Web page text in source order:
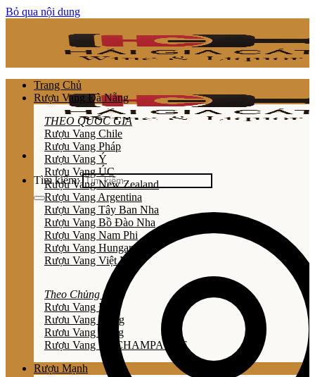
Bỏ qua nội dung
Tìm kiếm:
Trang Chủ
Rượu Vang Đà Nẵng
THEO QUỐC GIA
Rượu Vang Chile
Rượu Vang Pháp
Rượu Vang Ý
Rượu Vang ÚC
Rượu Vang New Zealand
Rượu Vang Argentina
Rượu Vang Tây Ban Nha
Rượu Vang Bồ Đào Nha
Rượu Vang Nam Phi
Rượu Vang Hungary
Rượu Vang Việt Nam
Theo Chủng Loại
Rươu Vang Đỏ
Rươu Vang Trắng
Rươu Vang Hồng
Rượu Vang Nổ/CHAMPAGNE
Rượu Mạnh